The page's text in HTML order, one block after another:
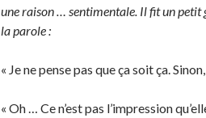
une raison … sentimentale. Il fit un petit
la parole :
« Je ne pense pas que ça soit ça.
« Oh … Ce n’est pas l’impression